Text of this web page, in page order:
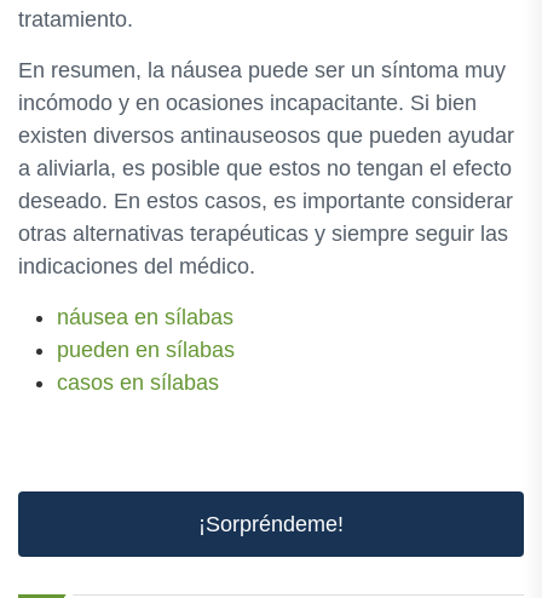
tratamiento.
En resumen, la náusea puede ser un síntoma muy
incómodo y en ocasiones incapacitante. Si bien
existen diversos antinauseosos que pueden ayudar
a aliviarla, es posible que estos no tengan el efecto
deseado. En estos casos, es importante considerar
otras alternativas terapéuticas y siempre seguir las
indicaciones del médico.
náusea en sílabas
pueden en sílabas
casos en sílabas
¡Sorpréndeme!